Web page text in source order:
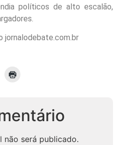
políticos de alto escalão,
jornalodebate.com.br
não será publicado.